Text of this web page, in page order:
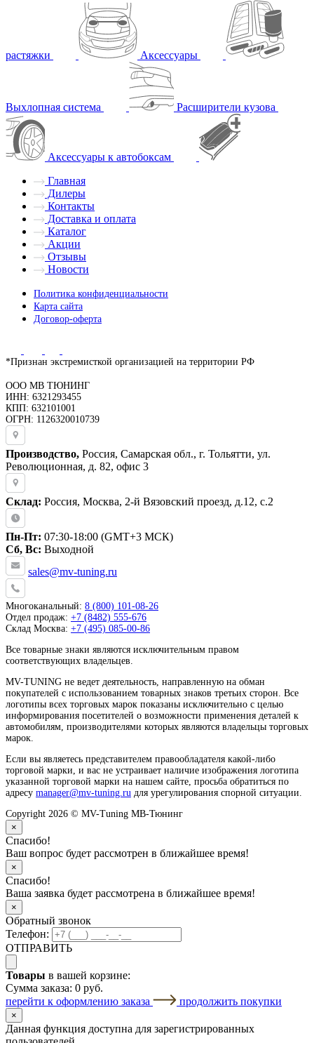
растяжки Аксессуары
Выхлопная система Расширители кузова
Аксессуары к автобоксам
Главная
Дилеры
Контакты
Доставка и оплата
Каталог
Акции
Отзывы
Новости
Политика конфиденциальности
Карта сайта
Договор-оферта
*Признан экстремисткой организацией на территории РФ
ООО МВ ТЮНИНГ
ИНН: 6321293455
КПП: 632101001
ОГРН: 1126320010739
Производство, Россия, Самарская обл., г. Тольятти, ул.
Революционная, д. 82, офис 3
Склад: Россия, Москва, 2-й Вязовский проезд, д.12, с.2
Пн-Пт: 07:30-18:00 (GMT+3 МСК)
Сб, Вс: Выходной
sales@mv-tuning.ru
Многоканальный: 8 (800) 101-08-26
Отдел продаж: +7 (8482) 555-676
Склад Москва: +7 (495) 085-00-86
Все товарные знаки являются исключительным правом
соответствующих владельцев.
MV-TUNING не ведет деятельность, направленную на обман
покупателей с использованием товарных знаков третьих сторон. Все
логотипы всех торговых марок показаны исключительно с целью
информирования посетителей о возможности применения деталей к
автомобилям, производителями которых являются владельцы торговых
марок.
Если вы являетесь представителем правообладателя какой-либо
торговой марки, и вас не устраивает наличие изображения логотипа
указанной торговой марки на нашем сайте, просьба обратиться по
адресу manager@mv-tuning.ru для урегулирования спорной ситуации.
Copyright 2026 © MV-Tuning МВ-Тюнинг
×
Спасибо!
Ваш вопрос будет рассмотрен в ближайшее время!
×
Спасибо!
Ваша заявка будет рассмотрена в ближайшее время!
×
Обратный звонок
Телефон:
ОТПРАВИТЬ
Товары в вашей корзине:
Сумма заказа: 0 руб.
перейти к оформлению заказа
продолжить покупки
×
Данная функция доступна для зарегистрированных